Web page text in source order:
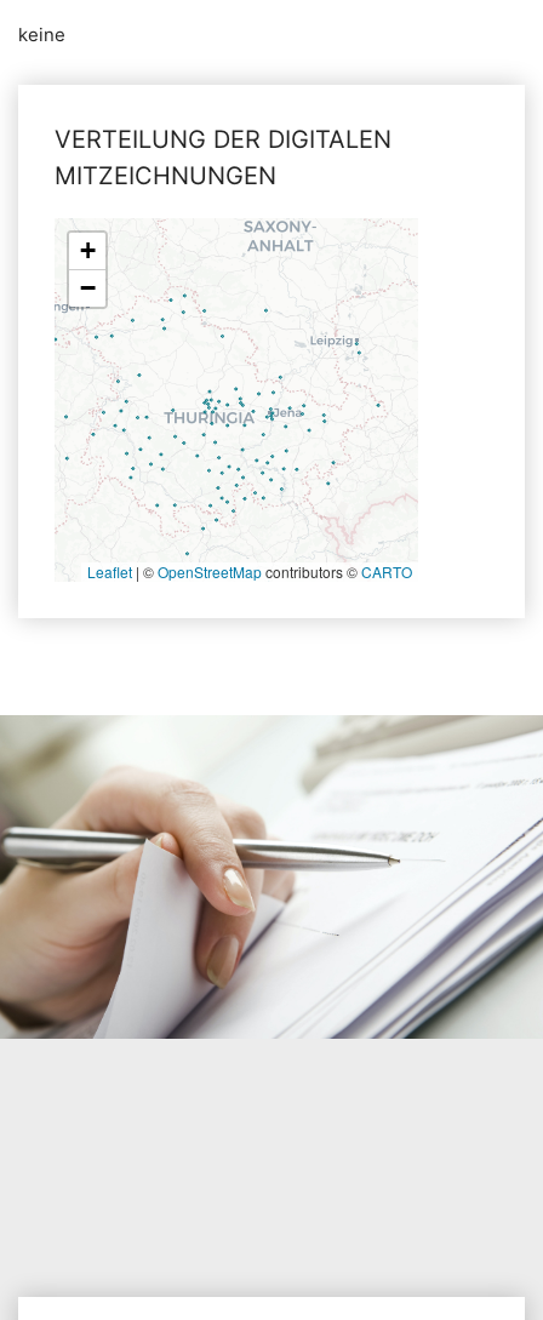
keine
VERTEILUNG DER DIGITALEN
MITZEICHNUNGEN
+
−
Leaflet | ©OpenStreetMapcontributors ©CARTO